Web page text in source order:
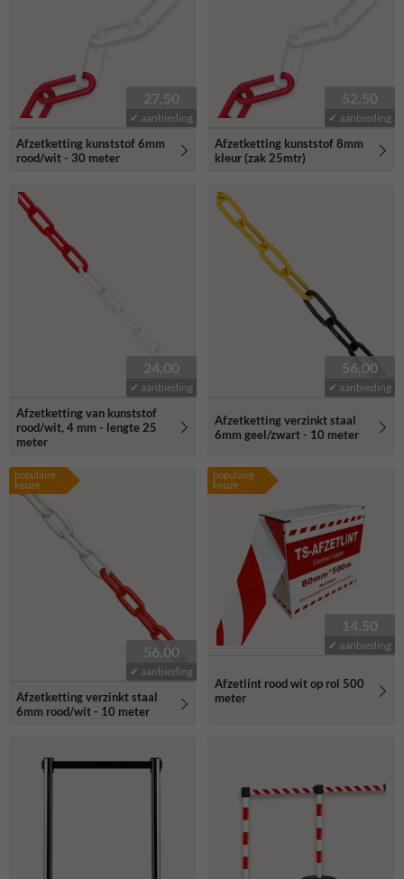
27,50
✔ aanbieding
Afzetketting kunststof 6mm
rood/wit - 30 meter
52,50
✔ aanbieding
Afzetketting kunststof 8mm
kleur (zak 25mtr)
24,00
✔ aanbieding
Afzetketting van kunststof
rood/wit, 4 mm - lengte 25
meter
56,00
✔ aanbieding
Afzetketting verzinkt staal
6mm geel/zwart - 10 meter
populaire
keuze
56,00
✔ aanbieding
Afzetketting verzinkt staal
6mm rood/wit - 10 meter
populaire
keuze
14,50
✔ aanbieding
Afzetlint rood wit op rol 500
meter